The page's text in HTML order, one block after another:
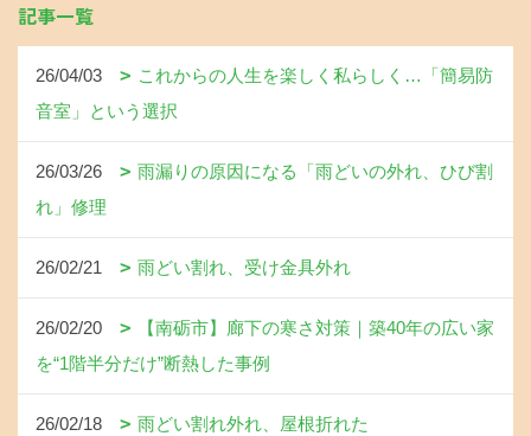
記事一覧
26/04/03
これからの人生を楽しく私らしく…「簡易防
音室」という選択
26/03/26
雨漏りの原因になる「雨どいの外れ、ひび割
れ」修理
26/02/21 雨どい割れ、受け金具外れ
26/02/20
【南砺市】廊下の寒さ対策｜築40年の広い家
を“1階半分だけ”断熱した事例
26/02/18 雨どい割れ外れ、屋根折れた